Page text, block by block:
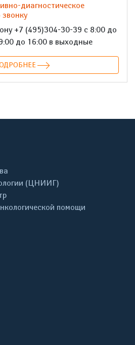
диагностическое
+7 (495)304-30-39 с 8:00 до
до 16:00 в выходные
(ЦНИИГ)
помощи